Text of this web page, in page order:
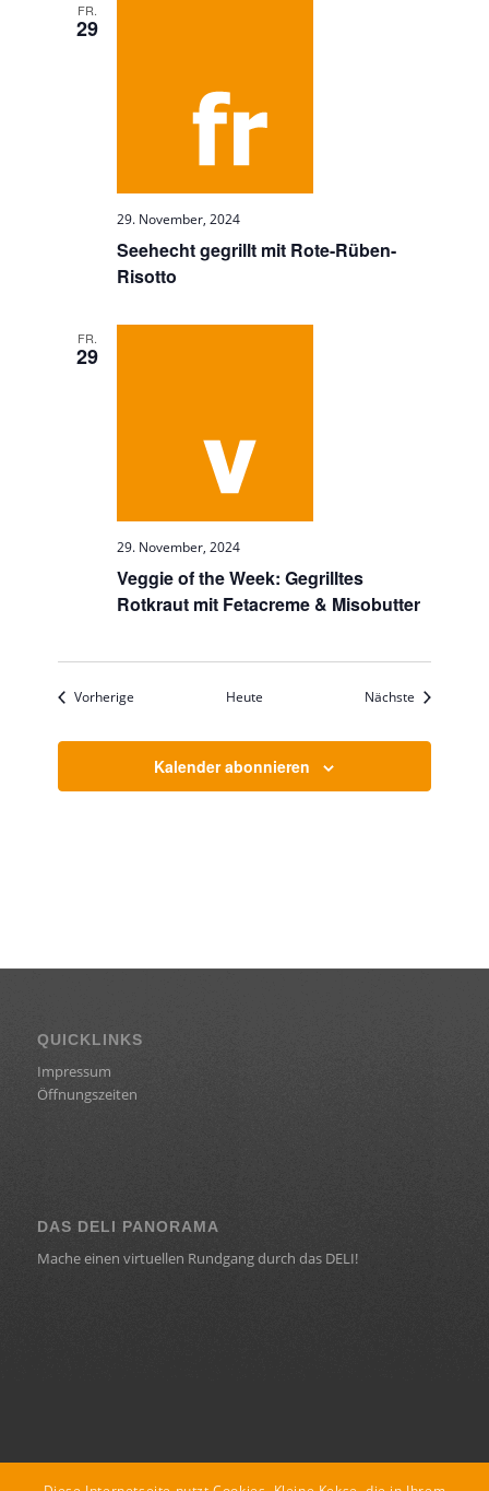
FR.
29
Seehecht gegrillt mit Rote-Rüben-
Risotto
29. November, 2024
FR.
29
Veggie of the Week: Gegrilltes
Rotkraut mit Fetacreme & Misobutter
29. November, 2024
Vorherige VeranstaltungenHeute Nächste
Kalender abonnieren
QUICKLINKS
Impressum
Öffnungszeiten
DAS DELI PANORAMA
Mache einen virtuellen Rundgang durch das DELI!